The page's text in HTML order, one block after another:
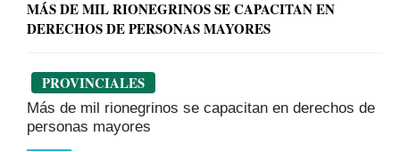
MÁS DE MIL RIONEGRINOS SE CAPACITAN EN
DERECHOS DE PERSONAS MAYORES
PROVINCIALES
Más de mil rionegrinos se capacitan en derechos de
personas mayores